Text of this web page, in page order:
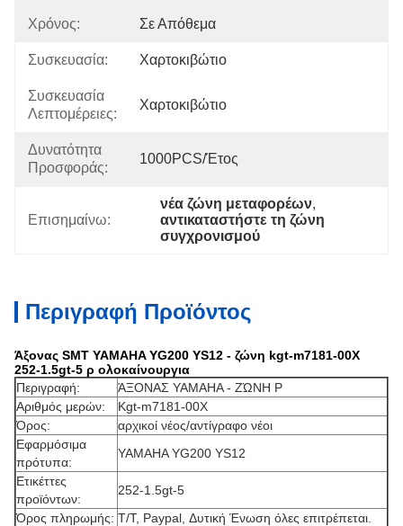
Χρόνος: Σε Απόθεμα
Συσκευασία: Χαρτοκιβώτιο
Συσκευασία
Λεπτομέρειες:
Χαρτοκιβώτιο
Δυνατότητα
Προσφοράς:
1000PCS/έτος
Επισημαίνω:
νέα ζώνη μεταφορέων,
αντικαταστήστε τη ζώνη
συγχρονισμού
Περιγραφή Προϊόντος
Άξονας SMT YAMAHA YG200 YS12 - ζώνη kgt-m7181-00X
252-1.5gt-5 ρ ολοκαίνουργια
Περιγραφή:
ΆΞΟΝΑΣ YAMAHA- ΖΏΝΗ Ρ
Αριθμός μερών:
Kgt-m7181-00X
Όρος:
αρχικοί νέος/αντίγραφο νέοι
Εφαρμόσιμα
πρότυπα:
YAMAHAYG200 YS12
Ετικέττες
προϊόντων:
252-1.5gt-5
Όρος πληρωμής: T/T, Paypal, Δυτική Ένωση όλες επιτρέπεται.